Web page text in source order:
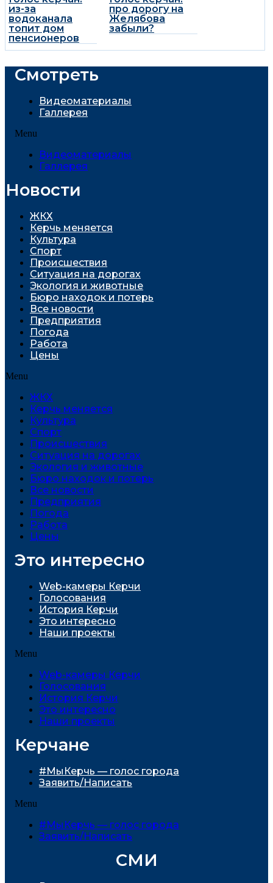
из-за
водоканала
топит дом
пенсионеров
про дорогу на
Желябова
забыли?
Смотреть
Видеоматериалы
Галлерея
Menu
Видеоматериалы
Галлерея
Новости
ЖКХ
Керчь меняется
Культура
Спорт
Проиcшествия
Ситуация на дорогах
Экология и животные
Бюро находок и потерь
Все новости
Предприятия
Погода
Работа
Цены
Menu
ЖКХ
Керчь меняется
Культура
Спорт
Проиcшествия
Ситуация на дорогах
Экология и животные
Бюро находок и потерь
Все новости
Предприятия
Погода
Работа
Цены
Это интересно
Web-камеры Керчи
Голосования
История Керчи
Это интересно
Наши проекты
Menu
Web-камеры Керчи
Голосования
История Керчи
Это интересно
Наши проекты
Керчане
#МыКерчь — голос города
Заявить/Написать
Menu
#МыКерчь — голос города
Заявить/Написать
СМИ